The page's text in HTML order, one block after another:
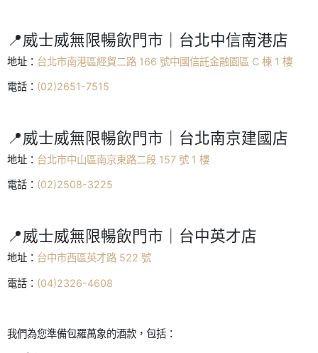
📍威士威無限暢飲門市｜台北中信南港店
地址： 台北市南港區經貿二路 166 號中國信託金融園區 C 棟 1 樓
電話： (02)2651-7515
📍威士威無限暢飲門市｜台北南京建國店
地址： 台北市中山區南京東路二段 157 號 1 樓
電話： (02)2508-3225
📍威士威無限暢飲門市｜台中英才店
地址： 台中市西區英才路 522 號
電話： (04)2326-4608
我們為您準備包羅萬象的酒款，包括：